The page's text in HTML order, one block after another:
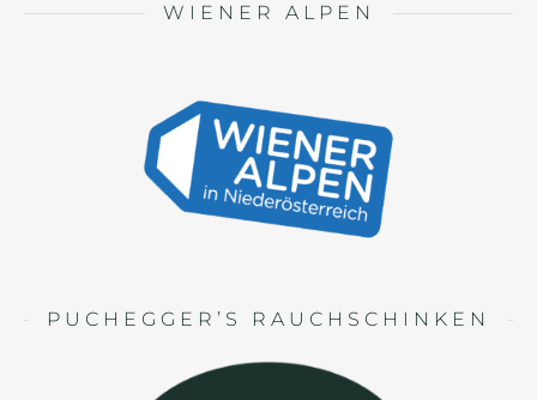
WIENER ALPEN
PUCHEGGER’S RAUCHSCHINKEN